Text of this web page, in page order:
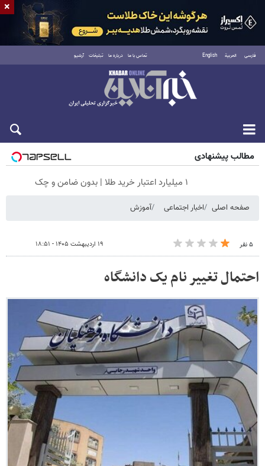
فارسی العربية English تماس با ما درباره ما تبلیغات آرشیو
پنجشنبه ۱۵ مرداد ۱۴۰۵
مطالب پیشنهادی
۱ میلیارد اعتبار خرید طلا | بدون ضامن و چک
صفحه اصلی اخبار اجتماعی آموزش
۵ نفر ۱۹ اردیبهشت ۱۴۰۵ - ۱۸:۵۱
احتمال تغییر نام یک دانشگاه
×